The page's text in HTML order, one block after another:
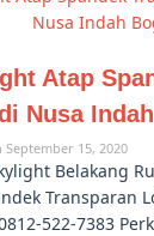
Atap
Nusa
September 15, 2020
Belakang
Transparan
522-7383